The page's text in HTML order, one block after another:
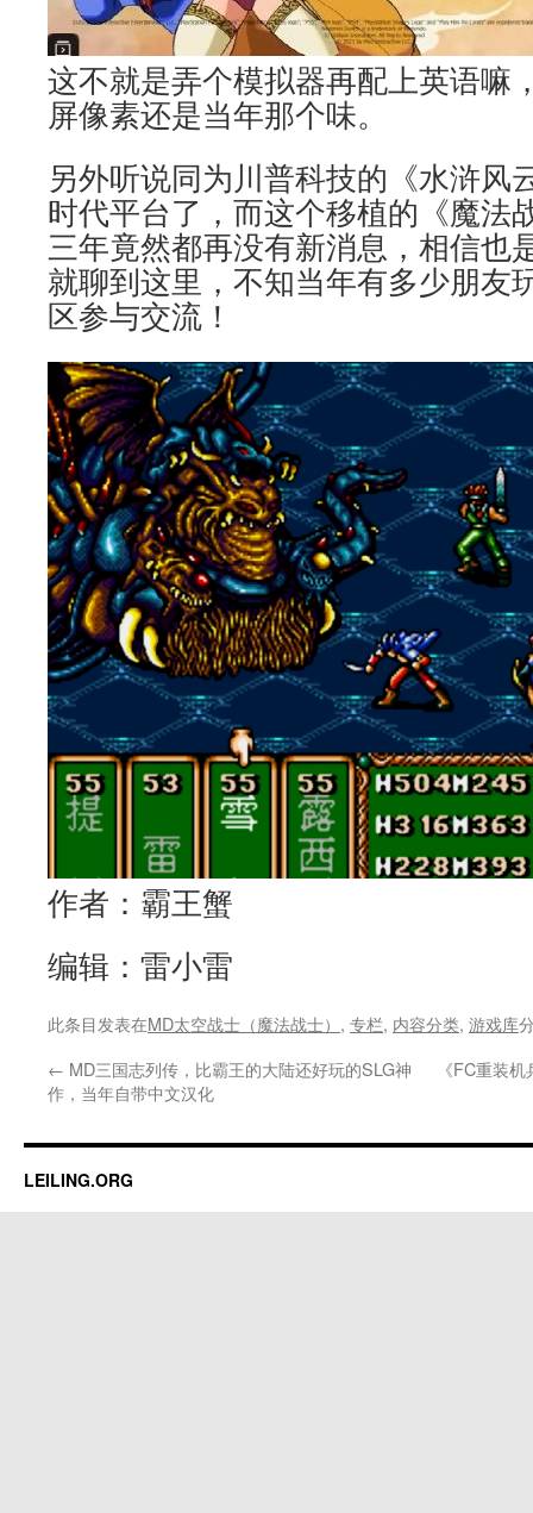
这不就是弄个模拟器再配上英语嘛
屏像素还是当年那个味。
另外听说同为川普科技的《水浒风
时代平台了，而这个移植的《魔法
三年竟然都再没有新消息，相信也
就聊到这里，不知当年有多少朋友
区参与交流！
作者：霸王蟹
编辑：雷小雷
此条目发表在MD太空战士（魔法战士） , 专栏, 内容分类, 游戏库
← MD三国志列传，比霸王的大陆还好玩的SLG神
作，当年自带中文汉化
《FC重装
LEILING.ORG